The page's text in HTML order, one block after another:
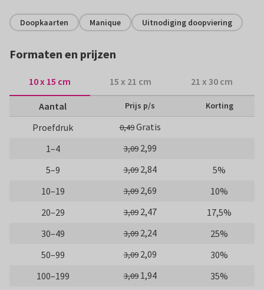
Doopkaarten Manique Uitnodiging doopviering
Formaten en prijzen
10 x 15 cm 15 x 21 cm 21 x 30 cm
Aantal Prijs p/s Korting
Proefdruk 0,49Gratis
1–4
3,09 2,99
5–9
3,09 2,84
5%
10–19
3,09 2,69
10%
20–29
3,09 2,47
17,5%
30–49
3,09 2,24
25%
50–99
3,09 2,09
30%
100–199
3,09 1,94
35%